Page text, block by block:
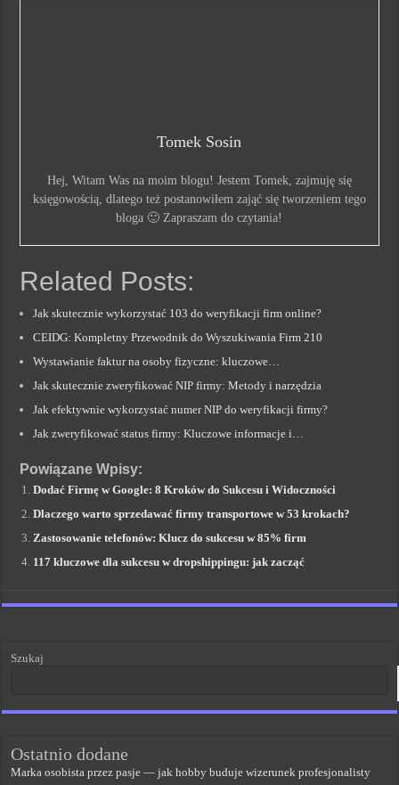
Tomek Sosin
Hej, Witam Was na moim blogu! Jestem Tomek, zajmuję się
księgowością, dlatego też postanowiłem zająć się tworzeniem tego
bloga 🙂 Zapraszam do czytania!
Related Posts:
Jak skutecznie wykorzystać 103 do weryfikacji firm online?
CEIDG: Kompletny Przewodnik do Wyszukiwania Firm 210
Wystawianie faktur na osoby fizyczne: kluczowe…
Jak skutecznie zweryfikować NIP firmy: Metody i narzędzia
Jak efektywnie wykorzystać numer NIP do weryfikacji firmy?
Jak zweryfikować status firmy: Kluczowe informacje i…
Powiązane Wpisy:
Dodać Firmę w Google: 8 Kroków do Sukcesu i Widoczności
Dlaczego warto sprzedawać firmy transportowe w 53 krokach?
Zastosowanie telefonów: Klucz do sukcesu w 85% firm
117 kluczowe dla sukcesu w dropshippingu: jak zacząć
Szukaj
Ostatnio dodane
Marka osobista przez pasje — jak hobby buduje wizerunek profesjonalisty